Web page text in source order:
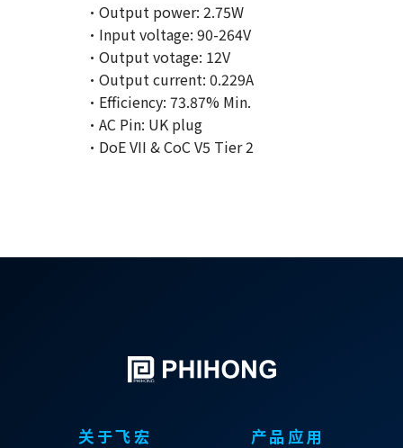
·Output power: 2.75W
·Input voltage: 90-264V
·Output votage: 12V
·Output current: 0.229A
·Efficiency: 73.87% Min.
·AC Pin: UK plug
·DoE VII & CoC V5 Tier 2
关于飞宏 产品应用